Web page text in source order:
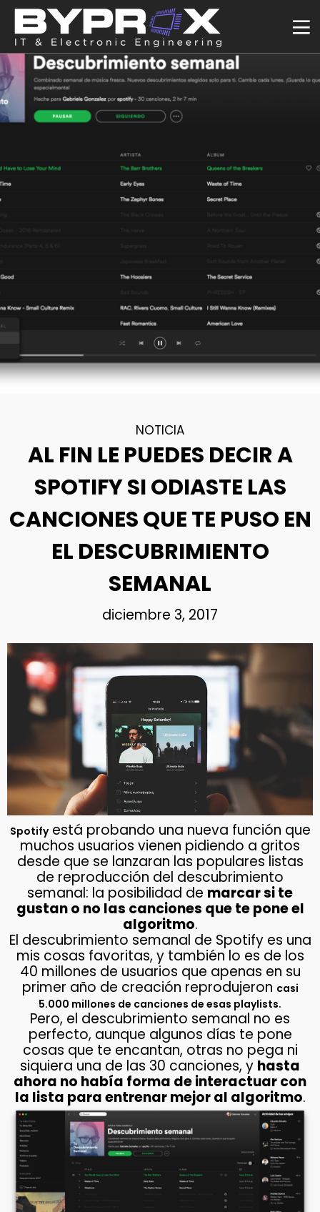
NOTICIA
AL FIN LE PUEDES DECIR A
SPOTIFY SI ODIASTE LAS
CANCIONES QUE TE PUSO EN
EL DESCUBRIMIENTO
SEMANAL
diciembre 3, 2017
Spotifyestá probando una nueva función que
muchos usuarios vienen pidiendo a gritos
desde que se lanzaran las populares listas
de reproducción del descubrimiento
semanal: la posibilidad de marcar si te
gustan o no las canciones que te pone el
algoritmo.
El descubrimiento semanal de Spotify es una
mis cosas favoritas, y también lo es de los
40 millones de usuarios que apenas en su
primer año de creación reprodujeron casi
5.000 millones de canciones de esas playlists.
Pero, el descubrimiento semanal no es
perfecto, aunque algunos días te pone
cosas que te encantan, otras no pega ni
siquiera una de las 30 canciones, y hasta
ahora no había forma de interactuar con
la lista para entrenar mejor al algoritmo.